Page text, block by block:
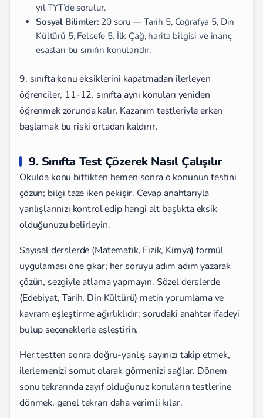
yıl TYT’de sorulur.
Sosyal Bilimler: 20 soru — Tarih 5, Coğrafya 5, Din
Kültürü 5, Felsefe 5. İlk Çağ, harita bilgisi ve inanç
esasları bu sınıfın konularıdır.
9. sınıfta konu eksiklerini kapatmadan ilerleyen
öğrenciler, 11-12. sınıfta aynı konuları yeniden
öğrenmek zorunda kalır. Kazanım testleriyle erken
başlamak bu riski ortadan kaldırır.
9. Sınıfta Test Çözerek Nasıl Çalışılır
Okulda konu bittikten hemen sonra o konunun testini
çözün; bilgi taze iken pekişir. Cevap anahtarıyla
yanlışlarınızı kontrol edip hangi alt başlıkta eksik
olduğunuzu belirleyin.
Sayısal derslerde (Matematik, Fizik, Kimya) formül
uygulaması öne çıkar; her soruyu adım adım yazarak
çözün, sezgiyle atlama yapmayın. Sözel derslerde
(Edebiyat, Tarih, Din Kültürü) metin yorumlama ve
kavram eşleştirme ağırlıklıdır; sorudaki anahtar ifadeyi
bulup seçeneklerle eşleştirin.
Her testten sonra doğru-yanlış sayınızı takip etmek,
ilerlemenizi somut olarak görmenizi sağlar. Dönem
sonu tekrarında zayıf olduğunuz konuların testlerine
dönmek, genel tekrarı daha verimli kılar.